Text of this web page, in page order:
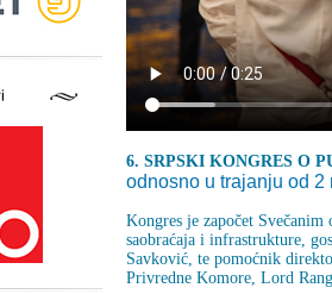
6. SRPSKI KONGRES O
odnosno u trajanju od
Kongres je započet
saobraćaja i infrastrukture,
Savković, te pomoćnik
Privredne Komore, Lord